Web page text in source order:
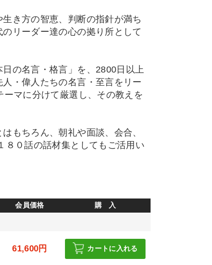
き方の智恵、判断の指針が満ち
リーダー達の心の拠り所として
の名言・格言」を、2800日以上
・偉人たちの名言・至言をリー
マに分けて厳選し、その教えを
もちろん、朝礼や面談、会合、
０話の話材集としてもご活用い
会員価格 購 入
61,600円 カートに入れる